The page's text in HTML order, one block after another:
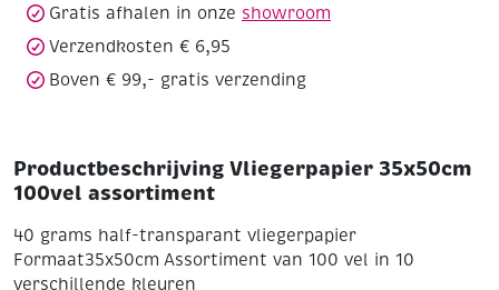
Gratis afhalen in onze showroom
Verzendkosten € 6,95
Boven € 99,- gratis verzending
Productbeschrijving Vliegerpapier 35x50cm
100vel assortiment
40 grams half-transparant vliegerpapier
Formaat35x50cm Assortiment van 100 vel in 10
verschillende kleuren